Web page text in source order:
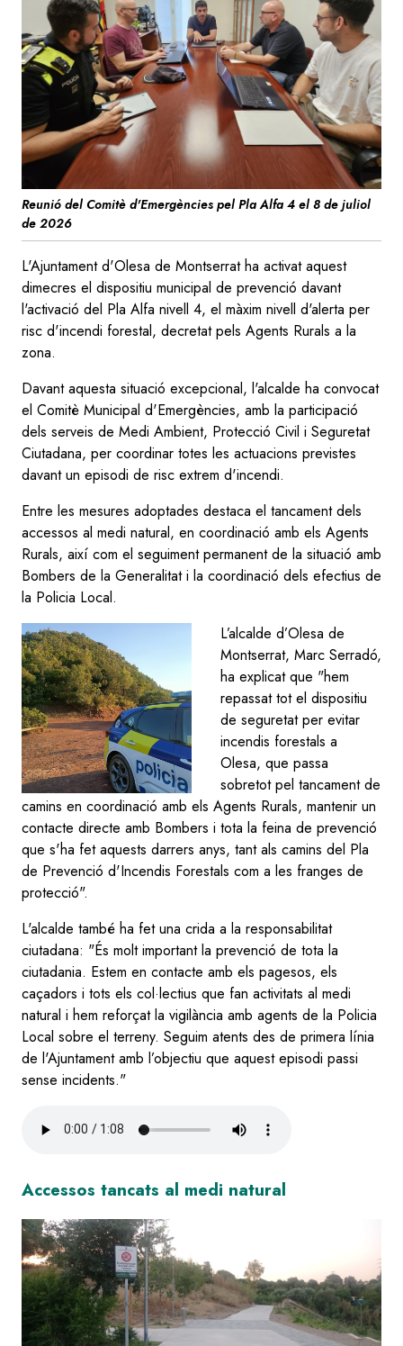
Reunió del Comitè d'Emergències pel Pla Alfa 4 el 8 de juliol
de 2026
L'Ajuntament d'Olesa de Montserrat ha activat aquest
dimecres el dispositiu municipal de prevenció davant
l'activació del Pla Alfa nivell 4, el màxim nivell d'alerta per
risc d'incendi forestal, decretat pels Agents Rurals a la
zona.
Davant aquesta situació excepcional, l'alcalde ha convocat
el Comitè Municipal d'Emergències, amb la participació
dels serveis de Medi Ambient, Protecció Civil i Seguretat
Ciutadana, per coordinar totes les actuacions previstes
davant un episodi de risc extrem d'incendi.
Entre les mesures adoptades destaca el tancament dels
accessos al medi natural, en coordinació amb els Agents
Rurals, així com el seguiment permanent de la situació amb
Bombers de la Generalitat i la coordinació dels efectius de
la Policia Local.
L’alcalde d’Olesa de
Montserrat, Marc Serradó,
ha explicat que "hem
repassat tot el dispositiu
de seguretat per evitar
incendis forestals a
Olesa, que passa
sobretot pel tancament de
camins en coordinació amb els Agents Rurals, mantenir un
contacte directe amb Bombers i tota la feina de prevenció
que s'ha fet aquests darrers anys, tant als camins del Pla
de Prevenció d'Incendis Forestals com a les franges de
protecció".
L'alcalde també ha fet una crida a la responsabilitat
ciutadana: "És molt important la prevenció de tota la
ciutadania. Estem en contacte amb els pagesos, els
caçadors i tots els col·lectius que fan activitats al medi
natural i hem reforçat la vigilància amb agents de la Policia
Local sobre el terreny. Seguim atents des de primera línia
de l'Ajuntament amb l’objectiu que aquest episodi passi
sense incidents."
Accessos tancats al medi natural